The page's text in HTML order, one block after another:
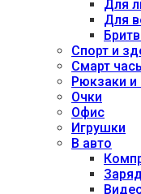
Для
Для
Спорт и
Смарт
Рюкзаки
Очки
Офис
Игрушки
В авто